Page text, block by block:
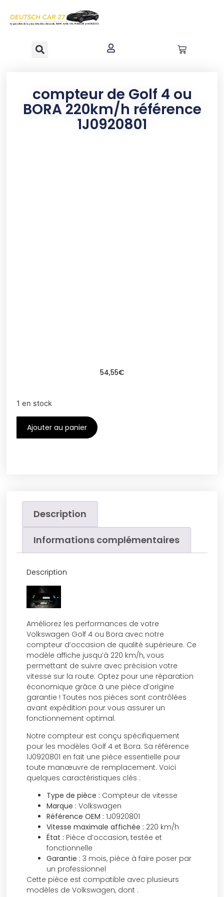
principal
compteur de Golf 4 ou
BORA 220km/h référence
1J0920801
54,55€
1 en stock
Ajouter au panier
Description
Informations complémentaires
Description
Améliorez les performances de votre
Volkswagen Golf 4 ou Bora avec notre
compteur d’occasion de qualité supérieure. Ce
modèle affiche jusqu’à 220 km/h, vous
permettant de suivre avec précision votre
vitesse sur la route. Optez pour une réparation
économique grâce à une pièce d’origine
garantie ! Toutes nos pièces sont contrôlées
avant expédition pour vous assurer un
fonctionnement optimal.
Notre compteur est conçu spécifiquement
pour les modèles Golf 4 et Bora. Sa référence
1J0920801 en fait une pièce essentielle pour
toute manœuvre de remplacement. Voici
quelques caractéristiques clés :
Type de pièce : Compteur de vitesse
Marque : Volkswagen
Référence OEM : 1J0920801
Vitesse maximale affichée : 220 km/h
État : Pièce d’occasion, testée et
fonctionnelle
Garantie : 3 mois, pièce à faire poser par
un professionnel
Cette pièce est compatible avec plusieurs
modèles de Volkswagen, dont :